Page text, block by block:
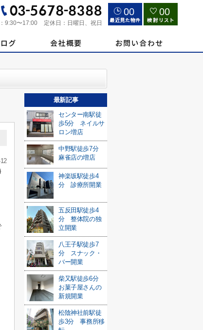
9:30〜17:00 定休日： 日曜日、祝日
00 00
最新記事
センター南駅徒
歩5分 ネイルサ
ロン増店
中野駅徒歩7分
麻雀店の増店
神楽坂駅徒歩4
分 診療所開業
五反田駅徒歩4
分 整体院の独
立開業
八王子駅徒歩7
分 スナック・
バー開業
柴又駅徒歩6分
お菓子屋さんの
新規開業
松陰神社前駅徒
歩3分 事務所移